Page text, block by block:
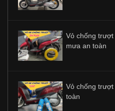
Vỏ chống
mưa an toàn
Vỏ chống
toàn